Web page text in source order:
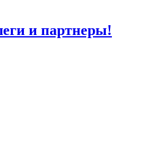
и партнеры!